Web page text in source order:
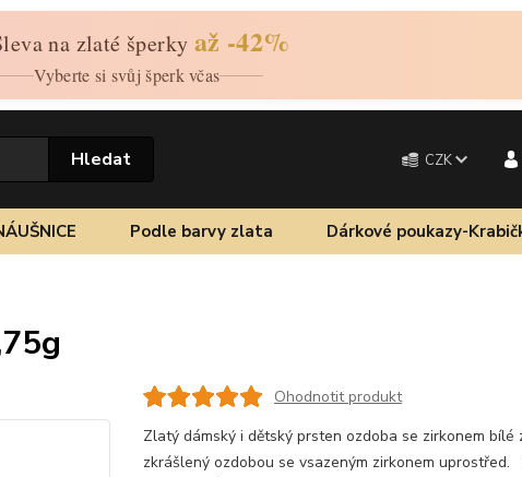
na zlaté šperky až -42%
Vyberte si svůj šperk včas
CZK
Hledat
Podle barvy zlata Dárkové poukazy-
Ohodnotit produkt
Zlatý dámský i dětský prsten ozdoba se zirkonem
zkrášlený ozdobou se vsazeným zirkonem uprostřed.